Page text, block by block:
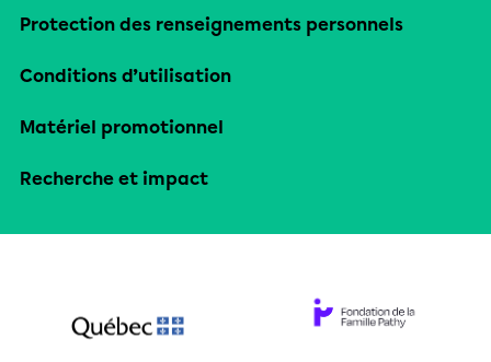
Protection des renseignements personnels
Conditions d’utilisation
Matériel promotionnel
Recherche et impact